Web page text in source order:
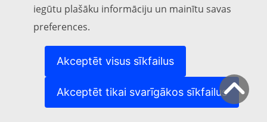
iegūtu plašāku informāciju un mainītu savas
preferences.
Akceptēt visus sīkfailus
Akceptēt tikai svarīgākos sīkfailus
Give your feedback about this page
Main sections